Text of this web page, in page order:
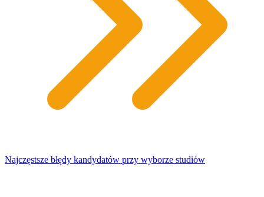
Najczęstsze błędy kandydatów przy wyborze studiów